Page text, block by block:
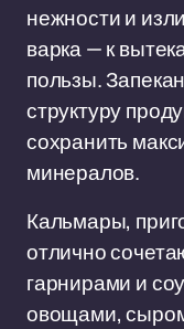
нежности и
варка — к
пользы.
структуру
сохранить
минералов.
Кальмары,
отлично
гарнирами и
овощами,